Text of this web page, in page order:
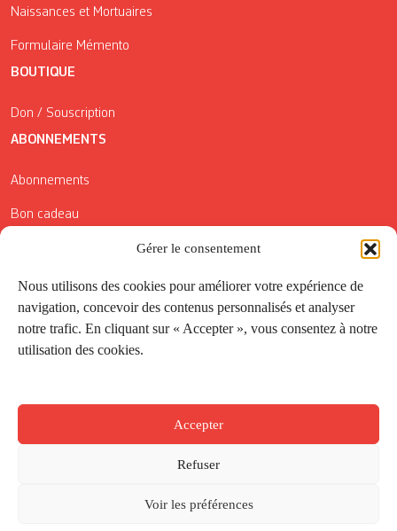
Gérer le consentement
Nous utilisons des cookies pour améliorer votre expérience de
navigation, concevoir des contenus personnalisés et analyser
notre trafic. En cliquant sur « Accepter », vous consentez à notre
utilisation des cookies.
Accepter
Refuser
Voir les préférences
Naissances et Mortuaires
Formulaire Mémento
BOUTIQUE
Don / Souscription
ABONNEMENTS
Abonnements
Bon cadeau
Conditions générales de vente
Réductions de la Carte Côté Courrier
Application